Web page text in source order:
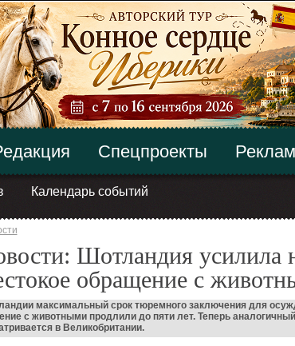
Календарь событий
Спецпроекты
Шотландия усилила
обращение с
максимальный срок тюремного заключения для
с животными продлили до пяти лет. Теперь аналогичный
в Великобритании.